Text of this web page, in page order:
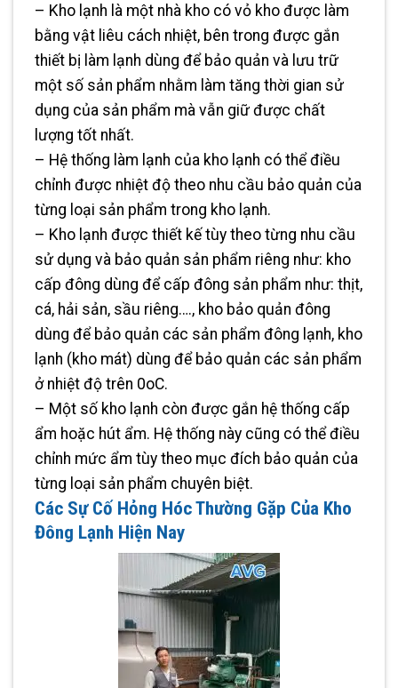
– Kho lạnh là một nhà kho có vỏ kho được làm
bằng vật liêu cách nhiệt, bên trong được gắn
thiết bị làm lạnh dùng để bảo quản và lưu trữ
một số sản phẩm nhằm làm tăng thời gian sử
dụng của sản phẩm mà vẫn giữ được chất
lượng tốt nhất.
– Hệ thống làm lạnh của kho lạnh có thể điều
chỉnh được nhiệt độ theo nhu cầu bảo quản của
từng loại sản phẩm trong kho lạnh.
– Kho lạnh được thiết kế tùy theo từng nhu cầu
sử dụng và bảo quản sản phẩm riêng như: kho
cấp đông dùng để cấp đông sản phẩm như: thịt,
cá, hải sản, sầu riêng…., kho bảo quản đông
dùng để bảo quản các sản phẩm đông lạnh, kho
lạnh (kho mát) dùng để bảo quản các sản phẩm
ở nhiệt độ trên 0oC.
– Một số kho lạnh còn được gắn hệ thống cấp
ẩm hoặc hút ẩm. Hệ thống này cũng có thể điều
chỉnh mức ẩm tùy theo mục đích bảo quản của
từng loại sản phẩm chuyên biệt.
Các Sự Cố Hỏng Hóc Thường Gặp Của Kho
Đông Lạnh Hiện Nay